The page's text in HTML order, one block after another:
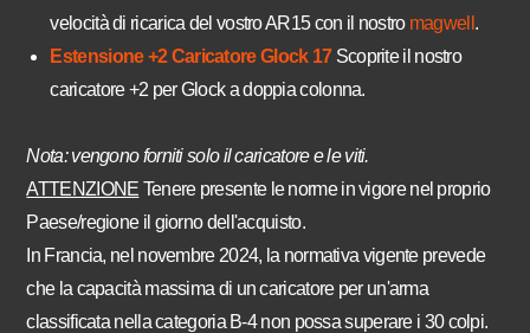
velocità di ricarica del vostro AR15 con il nostro magwell .
Estensione +2 Caricatore Glock 17Scoprite il nostro
caricatore +2 per Glock a doppia colonna.
Nota: vengono forniti solo il caricatore e le viti.
ATTENZIONE Tenere presente le norme in vigore nel proprio
Paese/regione il giorno dell'acquisto.
In Francia, nel novembre 2024, la normativa vigente prevede
che la capacità massima di un caricatore per un'arma
classificata nella categoria B-4 non possa superare i 30 colpi.